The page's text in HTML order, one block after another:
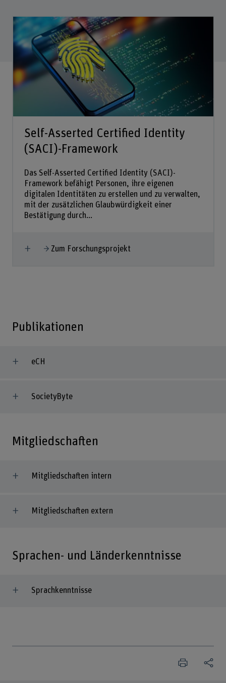
Self-Asserted Certified Identity
(SACI)-Framework
Das Self-Asserted Certified Identity (SACI)-
Framework befähigt Personen, ihre eigenen
digitalen Identitäten zu erstellen und zu verwalten,
mit der zusätzlichen Glaubwürdigkeit einer
Bestätigung durch...
Mehr anzeigen
Zum Forschungsprojekt
Publikationen
eCH
SocietyByte
Mitgliedschaften
Mitgliedschaften intern
Mitgliedschaften extern
Sprachen- und Länderkenntnisse
Sprachkenntnisse